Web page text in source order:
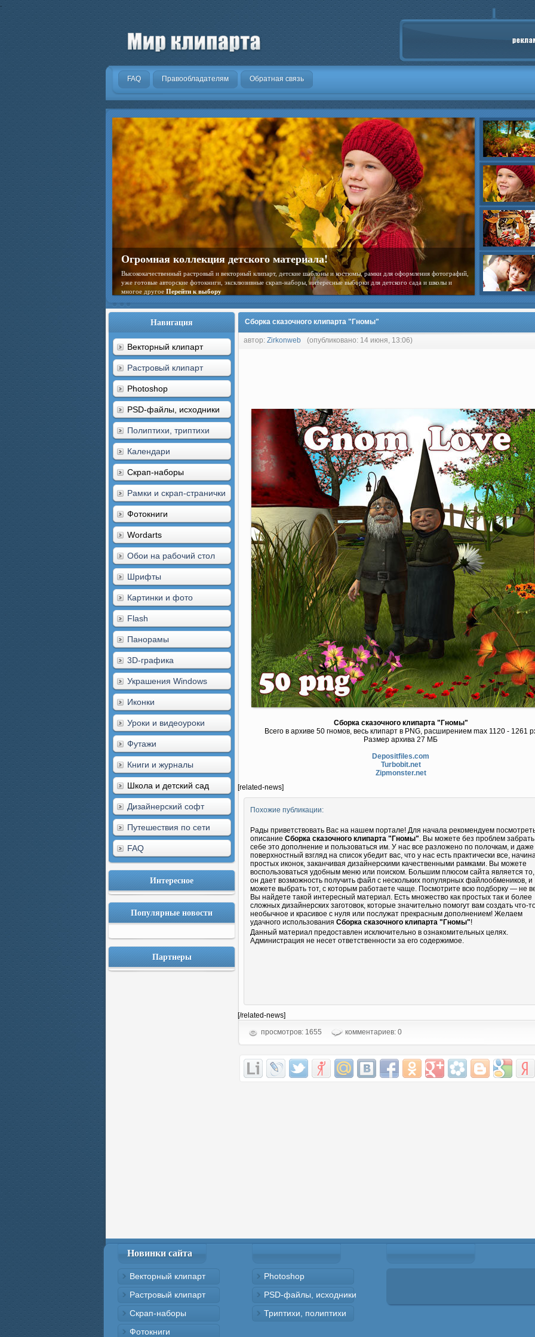
.
FAQ Правообладателям Обратная связь
Огромная коллекция детского материала!
Высококачественный растровый и векторный клипарт, детские шаблоны и костюмы, рамки для оформления фотографий,
уже готовые авторские фотокниги, эксклюзивные скрап-наборы, интересные выборки для детского сада и школы и
многое другое Перейти к выбору
Навигация
Векторный клипарт
Растровый клипарт
Photoshop
PSD-файлы, исходники
Полиптихи, триптихи
Календари
Скрап-наборы
Рамки и скрап-странички
Фотокниги
Wordarts
Обои на рабочий стол
Шрифты
Картинки и фото
Flash
Панорамы
3D-графика
Украшения Windows
Иконки
Уроки и видеоуроки
Футажи
Книги и журналы
Школа и детский сад
Дизайнерский софт
Путешествия по сети
FAQ
Интересное
Популярные новости
Партнеры
Сборка сказочного клипарта "Гномы"
автор: Zirkonweb (опубликовано: 14 июня, 13:06)
Сборка сказочного клипарта "Гномы"
Всего в архиве 50 гномов, весь клипарт в PNG, расширением max 1120 - 1261
Размер архива 27 МБ
Depositfiles.com
Turbobit.net
Zipmonster.net
[related-news]
Похожие публикации:
Рады приветствовать Вас на нашем портале! Для начала рекомендуем
описание Сборка сказочного клипарта "Гномы". Вы можете без проблем забрать
себе это дополнение и пользоваться им. У нас все разложено по полочкам, и даже
поверхностный взгляд на список убедит вас, что у нас есть практически все,
простых иконок, заканчивая дизайнерскими качественными рамками. Вы можете
воспользоваться удобным меню или поиском. Большим плюсом сайта является то,
он дает возможность получить файл с нескольких популярных файлообмеников,
можете выбрать тот, с которым работаете чаще. Посмотрите всю подборку — не
Вы найдете такой интересный материал. Есть множество как простых так и более
сложных дизайнерских заготовок, которые значительно помогут вам создать что-
необычное и красивое с нуля или послужат прекрасным дополнением! Желаем
удачного использования Сборка сказочного клипарта "Гномы"!
Данный материал предоставлен исключительно в ознакомительных целях.
Администрация не несет ответственности за его содержимое.
[/related-news]
просмотров: 1655
комментариев: 0
Новинки сайта
Векторный клипарт
Растровый клипарт
Скрап-наборы
Фотокниги
Photoshop
PSD-файлы, исходники
Триптихи, полиптихи